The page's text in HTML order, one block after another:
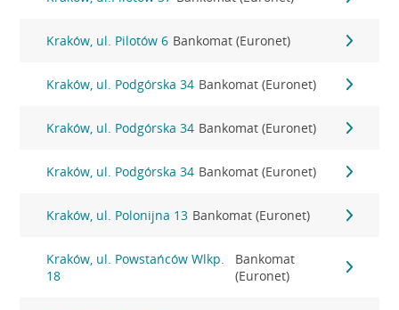
Kraków, ul. Pilotów 6 Bankomat (Euronet)
Kraków, ul. Podgórska 34 Bankomat (Euronet)
Kraków, ul. Podgórska 34 Bankomat (Euronet)
Kraków, ul. Podgórska 34 Bankomat (Euronet)
Kraków, ul. Polonijna 13 Bankomat (Euronet)
Kraków, ul. Powstańców Wlkp.
18
Bankomat
(Euronet)